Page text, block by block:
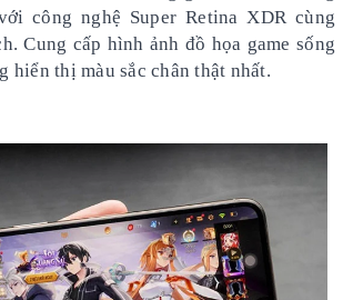
công nghệ Super Retina XDR cùng
Cung cấp hình ảnh đồ họa game sống
hiển thị màu sắc chân thật nhất.